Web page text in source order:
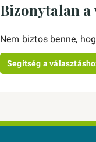
Bizonytalan a
Nem biztos benne,
Segítség a